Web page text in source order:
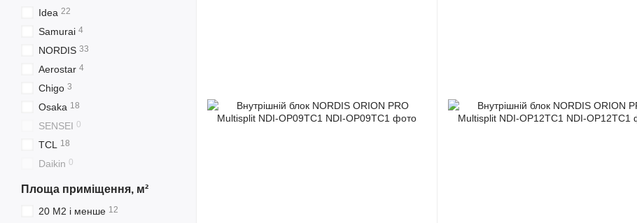
Idea 22
Samurai 4
NORDIS 33
Aerostar 4
Chigo 3
Osaka 18
SENSEI 0
TCL 18
Daikin 0
Площа приміщення, м²
20 М2 і менше 12